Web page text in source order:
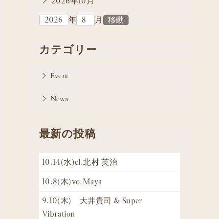
年
月
カテゴリー
Event
News
最新の投稿
10.14(水)cl.北村 英治
10.8(木)vo.Maya
9.10(木) 大井貴司 & Super
Vibration